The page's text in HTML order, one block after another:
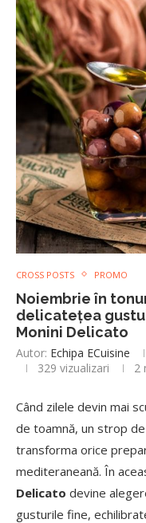
CROSS POSTS PROMO
Noiembrie în
delicatețea
Monini Delicato
Autor: Echipa ECuisine
329 vizualizari 2
Când zilele devin mai
de toamnă, un strop
transforma orice
mediteraneană. În
Delicato devine
gusturile fine,